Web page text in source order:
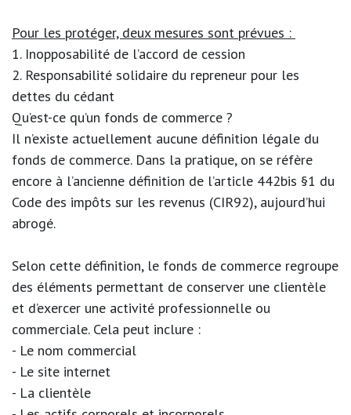
Pour les protéger, deux mesures sont prévues :
1. Inopposabilité de l’accord de cession
2. Responsabilité solidaire du repreneur pour les
dettes du cédant
Qu’est-ce qu’un fonds de commerce ?
Il n’existe actuellement aucune définition légale du
fonds de commerce. Dans la pratique, on se réfère
encore à l’ancienne définition de l’article 442bis §1 du
Code des impôts sur les revenus (CIR92), aujourd’hui
abrogé.
Selon cette définition, le fonds de commerce regroupe
des éléments permettant de conserver une clientèle
et d’exercer une activité professionnelle ou
commerciale. Cela peut inclure :
- Le nom commercial
- Le site internet
- La clientèle